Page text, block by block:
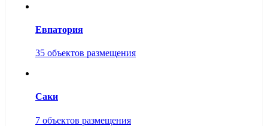
Евпатория
35 объектов размещения
Саки
7 объектов размещения